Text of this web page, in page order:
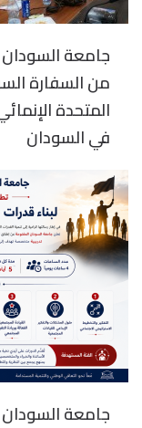
جامعة
من السفارة
المتحدة
في السودان
جامعة السودان